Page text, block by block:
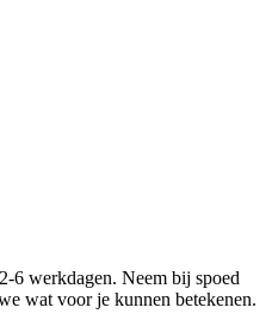
6 werkdagen. Neem bij spoed
wat voor je kunnen betekenen.